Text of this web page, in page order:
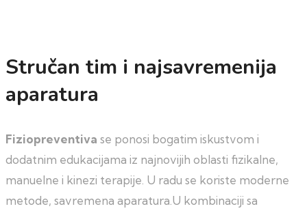
Stručan tim i najsavremenija
aparatura
Fiziopreventiva se ponosi bogatim iskustvom i
dodatnim edukacijama iz najnovijih oblasti fizikalne,
manuelne i kinezi terapije. U radu se koriste moderne
metode, savremena aparatura.U kombinaciji sa